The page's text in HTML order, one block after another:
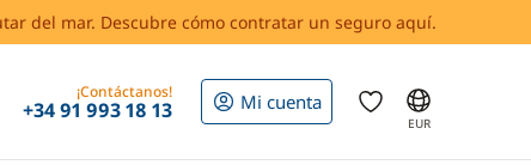
del mar. Descubre cómo contratar un seguro aquí.
¡Contáctanos!
+34 91 993 18 13 Mi cuenta
EUR